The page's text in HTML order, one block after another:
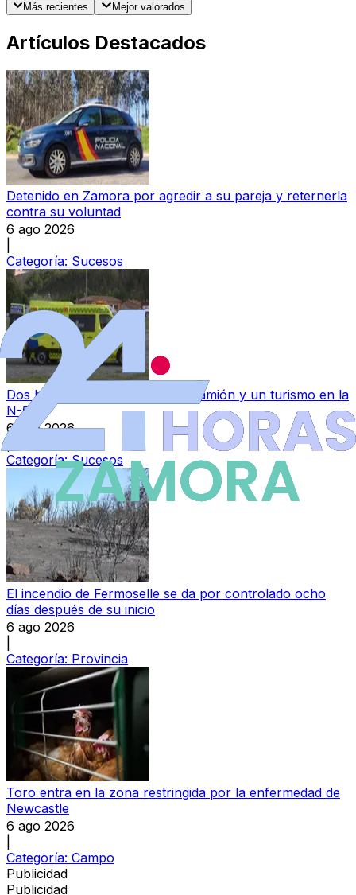
Más recientes
Mejor valorados
Artículos Destacados
Detenido en Zamora por agredir a su pareja y reternerla
contra su voluntad
6 ago 2026
Categoría: Sucesos
Dos heridos tras colisionar un camión y un turismo en la
N-525
6 ago 2026
Categoría:Sucesos
El incendio de Fermoselle se da por controlado ocho
días después de su inicio
6 ago 2026
Categoría: Provincia
Toro entra en la zona restringida por la enfermedad de
Newcastle
6 ago 2026
Categoría: Campo
Publicidad
Publicidad